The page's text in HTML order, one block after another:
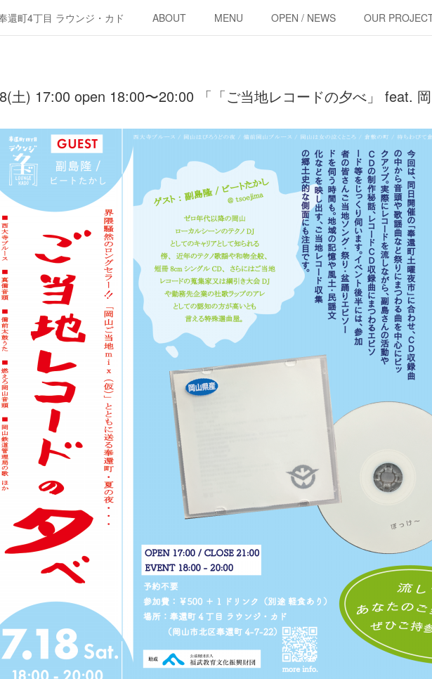
還町4丁目 ラウンジ・カド ABOUT MENU OPEN / NEWS OUR
土) 17:00 open 18:00〜20:00 「「ご当地レコードの夕べ」 feat.